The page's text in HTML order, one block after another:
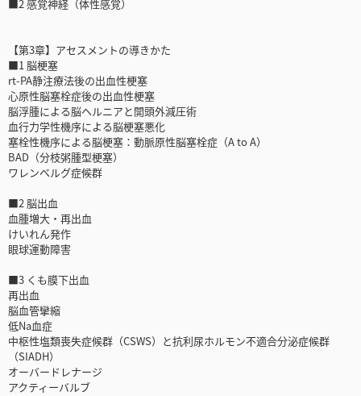
■2 感覚神経（体性感覚）
【第3章】アセスメントの導きかた
■1 脳梗塞
rt-PA静注療法後の出血性梗塞
心原性脳塞栓症後の出血性梗塞
脳浮腫による脳ヘルニアと開頭外減圧術
血行力学性機序による脳梗塞悪化
塞栓性機序による脳梗塞：動脈原性脳塞栓症（A to A）
BAD（分枝粥腫型梗塞）
ワレンベルグ症候群
■2 脳出血
血腫増大・再出血
けいれん発作
眼球運動障害
■3 くも膜下出血
再出血
脳血管攣縮
低Na血症
中枢性塩類喪失症候群（CSWS）と抗利尿ホルモン不適合分泌症候群
（SIADH）
オーバードレナージ
アクティーバルブ